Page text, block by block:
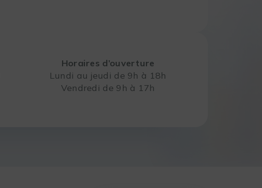
Horaires d’ouverture
Lundi au jeudi de 9h à 18h
Vendredi de 9h à 17h